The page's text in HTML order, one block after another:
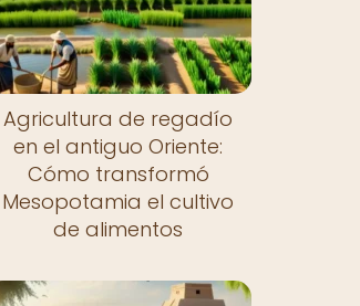
Agricultura de regadío
en el antiguo Oriente:
Cómo transformó
Mesopotamia el cultivo
de alimentos